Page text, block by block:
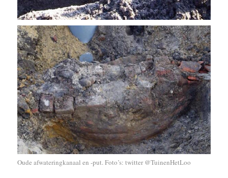
Oude afwateringkanaal en -put. Foto’s: twitter @TuinenHetLoo